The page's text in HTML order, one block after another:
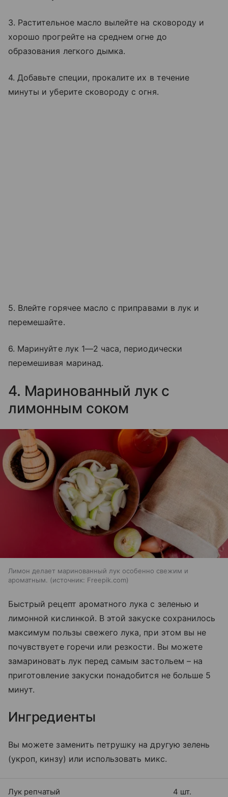
3. Растительное масло вылейте на сковороду и
хорошо прогрейте на среднем огне до
образования легкого дымка.
4. Добавьте специи, прокалите их в течение
минуты и уберите сковороду с огня.
5. Влейте горячее масло с приправами в лук и
перемешайте.
6. Маринуйте лук 1—2 часа, периодически
перемешивая маринад.
4. Маринованный лук с
лимонным соком
Лимон делает маринованный лук особенно свежим и
ароматным.
источник: Freepik.com
Быстрый рецепт ароматного лука с зеленью и
лимонной кислинкой. В этой закуске сохранилось
максимум пользы свежего лука, при этом вы не
почувствуете горечи или резкости. Вы можете
замариновать лук перед самым застольем – на
приготовление закуски понадобится не больше 5
минут.
Ингредиенты
Вы можете заменить петрушку на другую зелень
(укроп, кинзу) или использовать микс.
Лук репчатый 4 шт.